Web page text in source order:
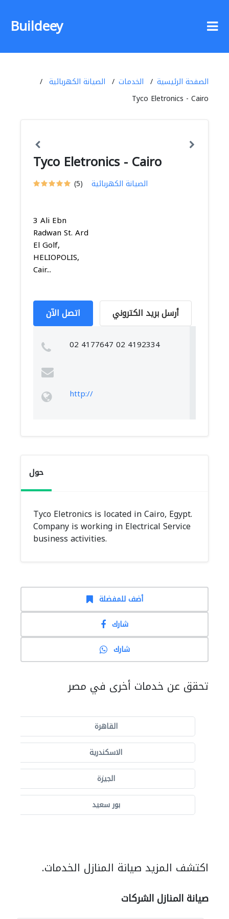
Buildeey
الصفحة الرئيسية الخدمات
الصيانة الكهربائية
Tyco Eletronics - Cairo
Tyco Eletronics - Cairo
(5) الصيانة الكهربائية
3 Ali Ebn
Radwan St. Ard
El Golf,
HELIOPOLIS,
Cair...
اتصل الآن أرسل بريد الكتروني
02 4177647 02 4192334
http://
حول
Tyco Eletronics is located in Cairo, Egypt.
Company is working in Electrical Service
business activities.
أضف للمفضلة
شارك
شارك
تحقق عن خدمات أخرى في مصر
القاهرة
الاسكندرية
الجيزة
بور سعيد
اكتشف المزيد صيانة المنازل الخدمات.
صيانة المنازل الشركات